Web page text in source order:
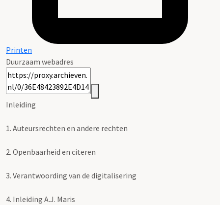
Printen
Duurzaam webadres
Inleiding
1. Auteursrechten en andere rechten
2. Openbaarheid en citeren
3. Verantwoording van de digitalisering
4. Inleiding A.J. Maris